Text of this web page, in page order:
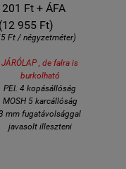
Ft + ÁFA
(12 955 Ft)
Ft / négyzetméter)
JÁRÓLAP , de falra is
burkolható
PEI. 4 kopásállóság
MOSH 5 karcállóság
mm fugatávolsággal
javasolt illeszteni